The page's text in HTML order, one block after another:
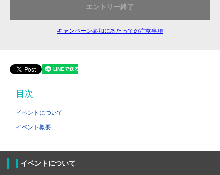
エントリー終了
キャンペーン参加にあたっての注意事項
目次
イベントについて
イベント概要
イベントについて